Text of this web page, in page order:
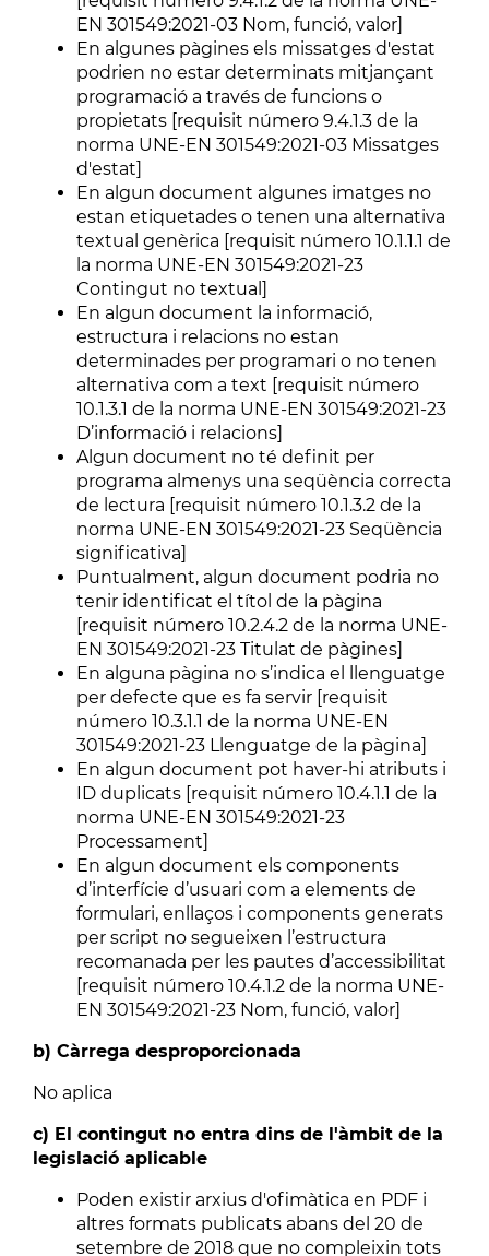
EN 301549:2021-03 Nom, funció, valor]
En algunes pàgines els missatges d'estat
podrien no estar determinats mitjançant
programació a través de funcions o
propietats [requisit número 9.4.1.3 de la
norma UNE-EN 301549:2021-03 Missatges
d'estat]
En algun document algunes imatges no
estan etiquetades o tenen una alternativa
textual genèrica [requisit número 10.1.1.1 de
la norma UNE-EN 301549:2021-23
Contingut no textual]
En algun document la informació,
estructura i relacions no estan
determinades per programari o no tenen
alternativa com a text [requisit número
10.1.3.1 de la norma UNE-EN 301549:2021-23
D’informació i relacions]
Algun document no té definit per
programa almenys una seqüència correcta
de lectura [requisit número 10.1.3.2 de la
norma UNE-EN 301549:2021-23 Seqüència
significativa]
Puntualment, algun document podria no
tenir identificat el títol de la pàgina
[requisit número 10.2.4.2 de la norma UNE-
EN 301549:2021-23 Titulat de pàgines]
En alguna pàgina no s’indica el llenguatge
per defecte que es fa servir [requisit
número 10.3.1.1 de la norma UNE-EN
301549:2021-23 Llenguatge de la pàgina]
En algun document pot haver-hi atributs i
ID duplicats [requisit número 10.4.1.1 de la
norma UNE-EN 301549:2021-23
Processament]
En algun document els components
d’interfície d’usuari com a elements de
formulari, enllaços i components generats
per script no segueixen l’estructura
recomanada per les pautes d’accessibilitat
[requisit número 10.4.1.2 de la norma UNE-
EN 301549:2021-23 Nom, funció, valor]
b) Càrrega desproporcionada
No aplica
c) El contingut no entra dins de l'àmbit de la
legislació aplicable
Poden existir arxius d'ofimàtica en PDF i
altres formats publicats abans del 20 de
setembre de 2018 que no compleixin tots